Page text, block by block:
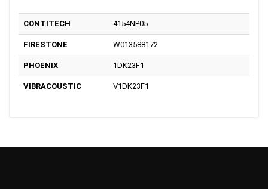
CONTITECH 4154NP05
FIRESTONE W013588172
PHOENIX 1DK23F1
VIBRACOUSTIC V1DK23F1